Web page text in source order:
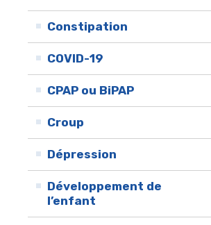
Constipation
COVID-19
CPAP ou BiPAP
Croup
Dépression
Développement de
l’enfant